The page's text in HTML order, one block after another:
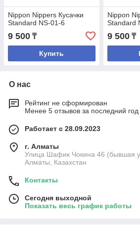
Nippon Nippers Кусачки
Standard NS-01-6
9 500 ₸
Купить
Nippon
Standard
9 500₸
О нас
Рейтинг не сформирован
Менее 5 отзывов за последний год
Работает с 28.09.2023
г. Алматы
Улица Шафик Чокина 46 (бывшая
Алматы, Казахстан
Контакты
Сегодня выходной
Показать весь график работы